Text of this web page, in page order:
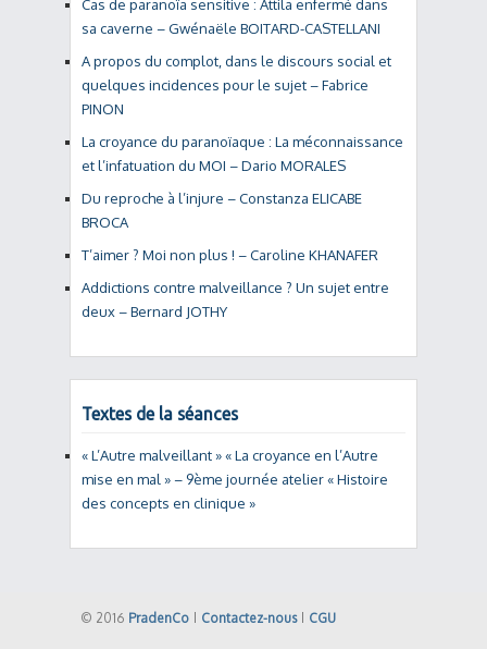
Cas de paranoïa sensitive : Attila enfermé dans
sa caverne – Gwénaële BOITARD-CASTELLANI
A propos du complot, dans le discours social et
quelques incidences pour le sujet – Fabrice
PINON
La croyance du paranoïaque : La méconnaissance
et l’infatuation du MOI – Dario MORALES
Du reproche à l’injure – Constanza ELICABE
BROCA
T’aimer ? Moi non plus ! – Caroline KHANAFER
Addictions contre malveillance ? Un sujet entre
deux – Bernard JOTHY
Textes de la séances
« L’Autre malveillant » « La croyance en l’Autre
mise en mal » – 9ème journée atelier « Histoire
des concepts en clinique »
© 2016 PradenCo Contactez-nous| CGU